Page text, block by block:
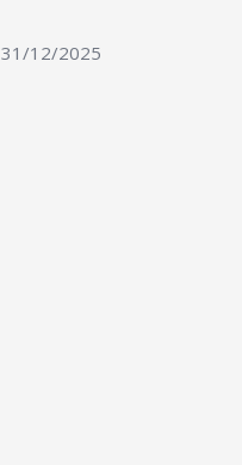
31/12/2025